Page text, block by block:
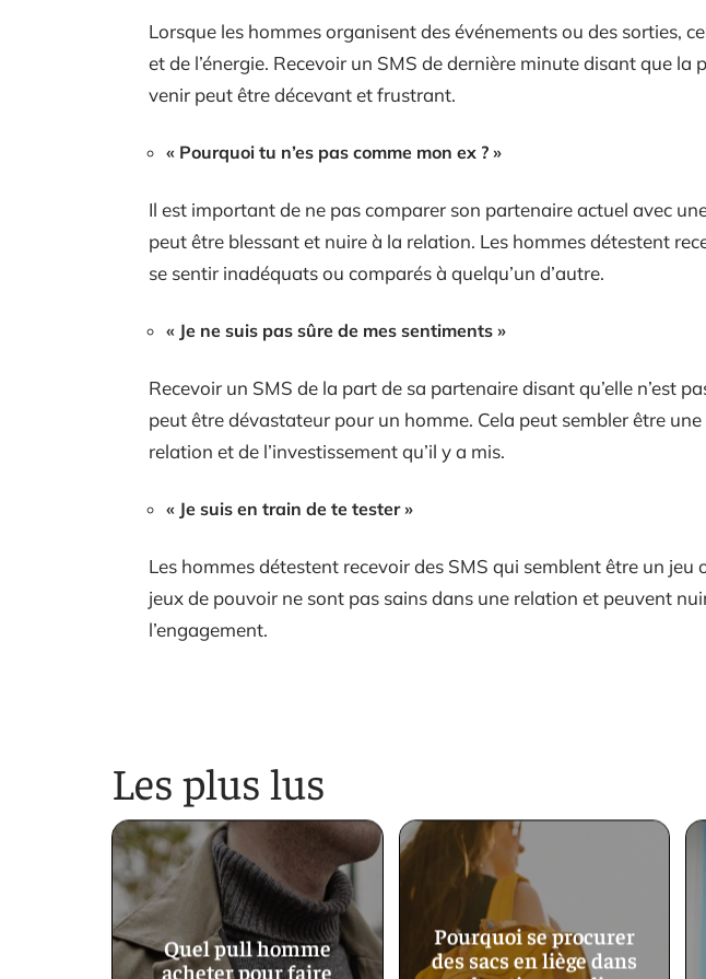
Lorsque les hommes organisent des événements ou des sorties,
et de l’énergie. Recevoir un SMS de dernière minute disant que la
venir peut être décevant et frustrant.
« Pourquoi tu n’es pas comme mon ex ? »
Il est important de ne pas comparer son partenaire actuel avec
peut être blessant et nuire à la relation. Les hommes détestent
se sentir inadéquats ou comparés à quelqu’un d’autre.
« Je ne suis pas sûre de mes sentiments »
Recevoir un SMS de la part de sa partenaire disant qu’elle n’est
peut être dévastateur pour un homme. Cela peut sembler être
relation et de l’investissement qu’il y a mis.
« Je suis en train de te tester »
Les hommes détestent recevoir des SMS qui semblent être un jeu
jeux de pouvoir ne sont pas sains dans une relation et peuvent
l’engagement.
Les plus lus
Quel pull homme
Pourquoi se procurer
des sacs en liège dans